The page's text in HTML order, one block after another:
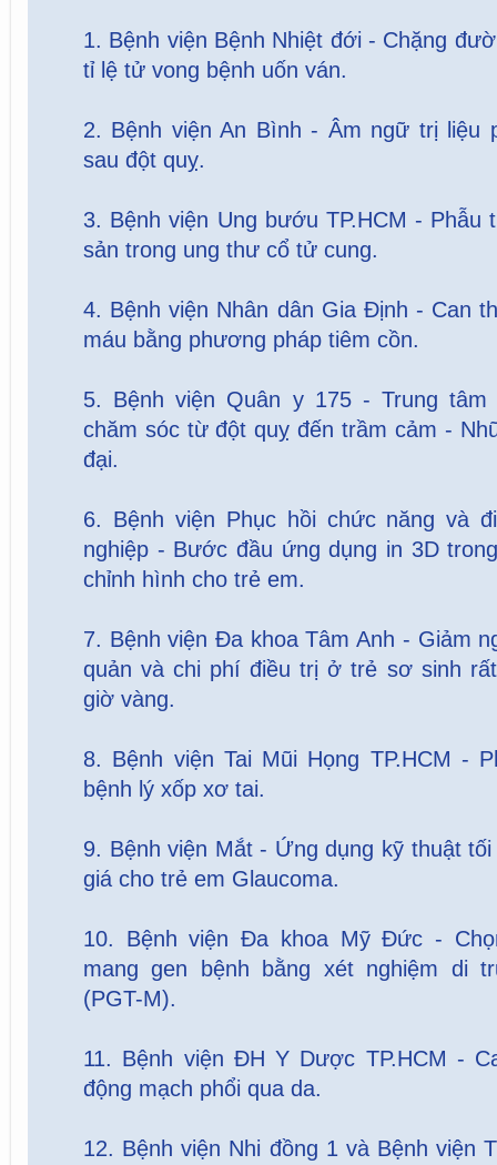
1. Bệnh viện Bệnh Nhiệt đới - Chặng
tỉ lệ tử vong bệnh uốn ván.
2. Bệnh viện An Bình - Âm ngữ trị liệu
sau đột quỵ.
3. Bệnh viện Ung bướu TP.HCM - Phẫu
sản trong ung thư cổ tử cung.
4. Bệnh viện Nhân dân Gia Định - Can
máu bằng phương pháp tiêm cồn.
5. Bệnh viện Quân y 175 - Trung tâm
chăm sóc từ đột quỵ đến trầm cảm -
đại.
6. Bệnh viện Phục hồi chức năng và
nghiệp - Bước đầu ứng dụng in 3D
chỉnh hình cho trẻ em.
7. Bệnh viện Đa khoa Tâm Anh - Giảm
quản và chi phí điều trị ở trẻ sơ sinh
giờ vàng.
8. Bệnh viện Tai Mũi Họng TP.HCM -
bệnh lý xốp xơ tai.
9. Bệnh viện Mắt - Ứng dụng kỹ thuật
giá cho trẻ em Glaucoma.
10. Bệnh viện Đa khoa Mỹ Đức -
mang gen bệnh bằng xét nghiệm di
(PGT-M).
11. Bệnh viện ĐH Y Dược TP.HCM -
động mạch phổi qua da.
12. Bệnh viện Nhi đồng 1 và Bệnh viện